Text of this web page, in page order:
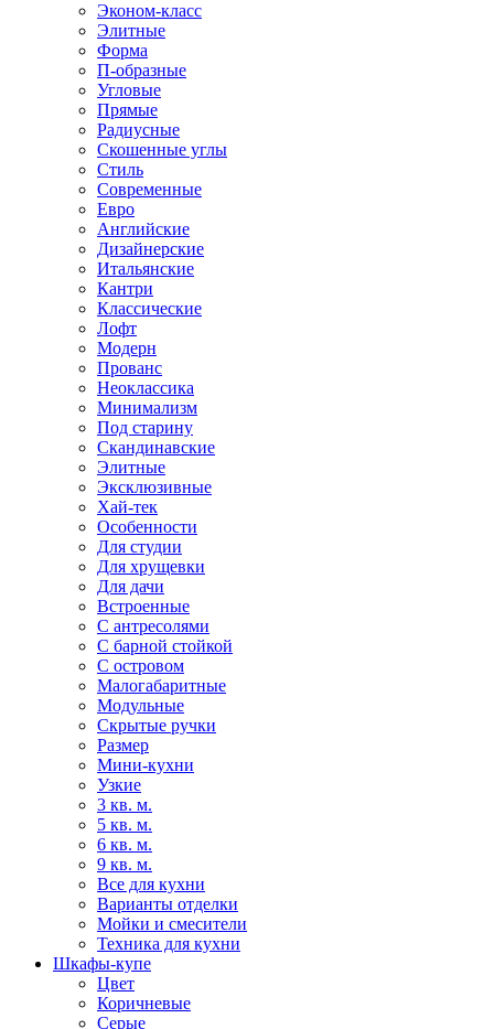
Эконом-класс
Элитные
Форма
П-образные
Угловые
Прямые
Радиусные
Скошенные углы
Стиль
Современные
Евро
Английские
Дизайнерские
Итальянские
Кантри
Классические
Лофт
Модерн
Прованс
Неоклассика
Минимализм
Под старину
Скандинавские
Элитные
Эксклюзивные
Хай-тек
Особенности
Для студии
Для хрущевки
Для дачи
Встроенные
С антресолями
С барной стойкой
С островом
Малогабаритные
Модульные
Скрытые ручки
Размер
Мини-кухни
Узкие
3 кв. м.
5 кв. м.
6 кв. м.
9 кв. м.
Все для кухни
Варианты отделки
Мойки и смесители
Техника для кухни
Шкафы-купе
Цвет
Коричневые
Серые